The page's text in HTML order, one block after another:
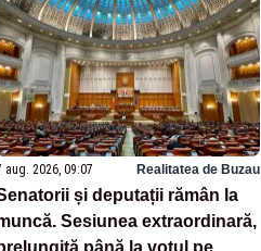
aug. 2026, 09:07 Realitatea de Buzau
și deputații rămân la
Sesiunea extraordinară,